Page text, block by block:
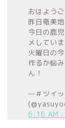
おはよう
昨日奄美
今日の鹿
メしていま
火曜日の
作るか悩
ん！
—＃ツイッ
6:16 AM